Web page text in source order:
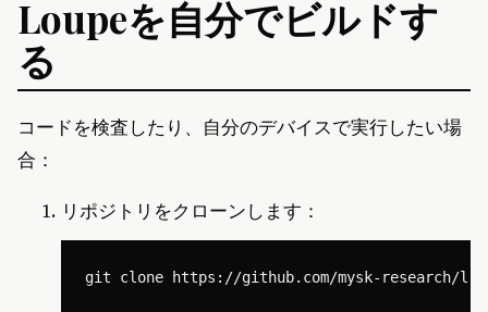
Loupeを自分でビルドす
る
コードを検査したり、自分のデバイスで実行したい場
合：
リポジトリをクローンします：